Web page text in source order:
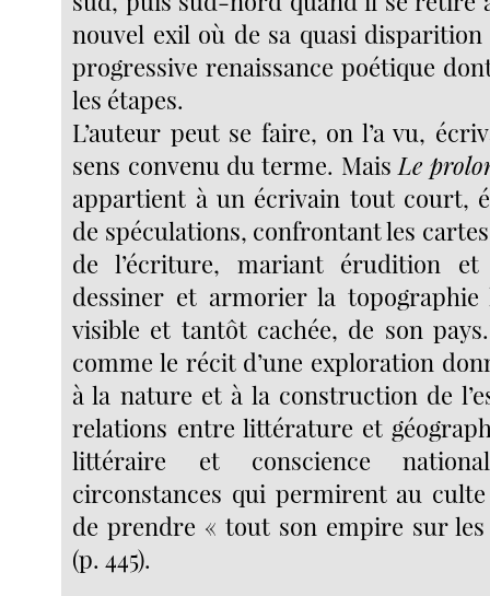
nouvel exil où de sa quasi
progressive renaissance poétique
les étapes.
L’auteur peut se faire, on l’a vu,
sens convenu du terme. MaisLe
appartient à un écrivain tout court,
de spéculations, confrontant les
de l’écriture, mariant érudition
dessiner et armorier la
visible et tantôt cachée, de son
comme le récit d’une exploration
à la nature et à la construction de
relations entre littérature et
littéraire et conscience
circonstances qui permirent au
de prendre « tout son empire sur
(p. 445).